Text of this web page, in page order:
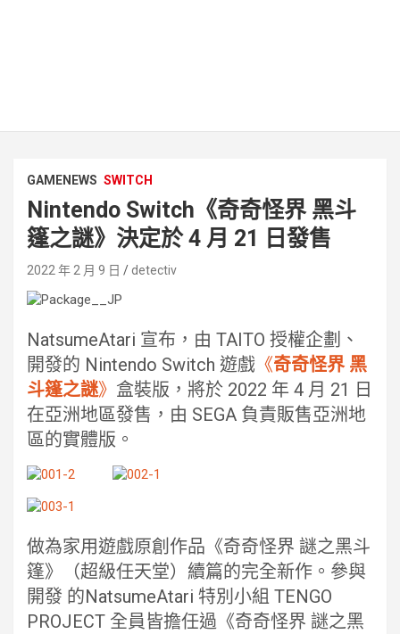
GAMENEWS SWITCH
Nintendo Switch《奇奇怪界 黑斗
篷之謎》決定於 4 月 21 日發售
2022 年 2 月 9 日 detectiv
NatsumeAtari 宣布，由 TAITO 授權企劃、
開發的 Nintendo Switch 遊戲 《奇奇怪界 黑
斗篷之謎》 盒裝版，將於 2022 年 4 月 21 日
在亞洲地區發售，由 SEGA 負責販售亞洲地
區的實體版。
做為家用遊戲原創作品《奇奇怪界 謎之黑斗
篷》（超級任天堂）續篇的完全新作。參與
開發 的NatsumeAtari 特別小組 TENGO
PROJECT 全員皆擔任過《奇奇怪界 謎之黑